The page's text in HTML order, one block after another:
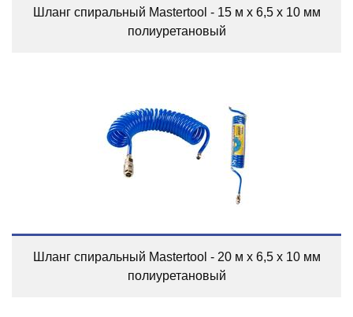
Шланг спиральный Mastertool - 15 м x 6,5 x 10 мм
полиуретановый
Шланг спиральный Mastertool - 20 м x 6,5 x 10 мм
полиуретановый